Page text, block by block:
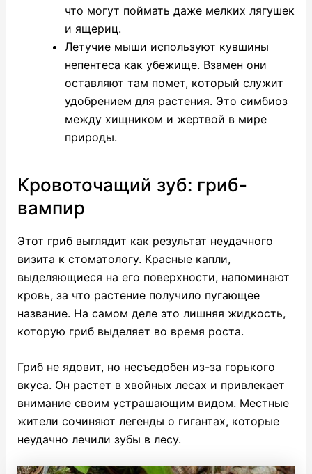
что могут поймать даже мелких лягушек
и ящериц.
Летучие мыши используют кувшины
непентеса как убежище. Взамен они
оставляют там помет, который служит
удобрением для растения. Это симбиоз
между хищником и жертвой в мире
природы.
Кровоточащий зуб: гриб-
вампир
Этот гриб выглядит как результат неудачного
визита к стоматологу. Красные капли,
выделяющиеся на его поверхности, напоминают
кровь, за что растение получило пугающее
название. На самом деле это лишняя жидкость,
которую гриб выделяет во время роста.
Гриб не ядовит, но несъедобен из-за горького
вкуса. Он растет в хвойных лесах и привлекает
внимание своим устрашающим видом. Местные
жители сочиняют легенды о гигантах, которые
неудачно лечили зубы в лесу.